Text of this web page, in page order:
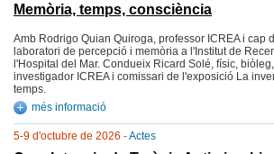
Memòria, temps, consciència
Amb Rodrigo Quian Quiroga, professor ICREA i cap
laboratori de percepció i memòria a l'Institut de
l'Hospital del Mar. Condueix Ricard Solé, físic, biòleg,
investigador ICREA i comissari de l'exposició La
temps.
més informació
5-9 d'octubre de 2026 -Actes